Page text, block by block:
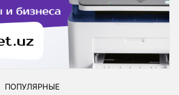
ПОПУЛЯРНЫЕ